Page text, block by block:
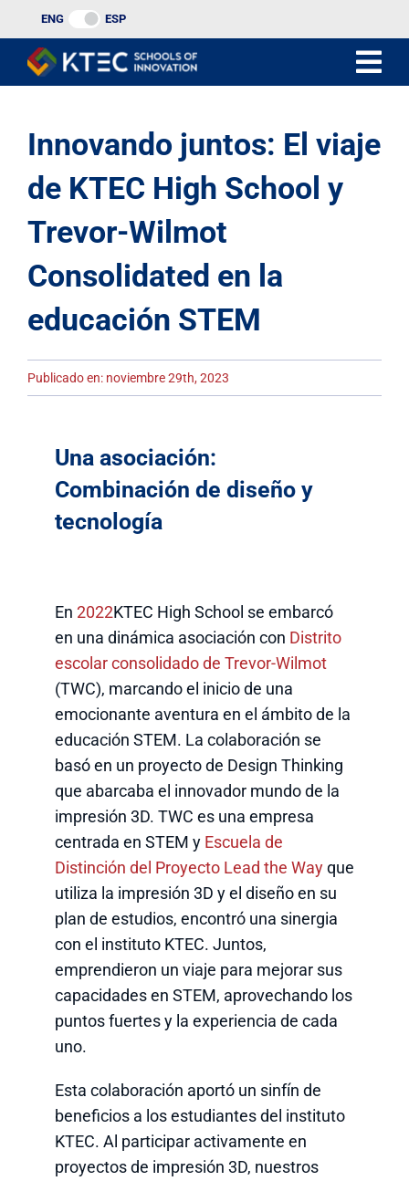
al
contenido
ENG ESP
Innovando juntos: El viaje
de KTEC High School y
Trevor-Wilmot
Consolidated en la
educación STEM
Publicado en: noviembre 29th, 2023
Una asociación:
Combinación de diseño y
tecnología
En 2022KTEC High School se embarcó
en una dinámica asociación con Distrito
escolar consolidado de Trevor-Wilmot
(TWC), marcando el inicio de una
emocionante aventura en el ámbito de la
educación STEM. La colaboración se
basó en un proyecto de Design Thinking
que abarcaba el innovador mundo de la
impresión 3D. TWC es una empresa
centrada en STEM y Escuela de
Distinción del Proyecto Lead the Wayque
utiliza la impresión 3D y el diseño en su
plan de estudios, encontró una sinergia
con el instituto KTEC. Juntos,
emprendieron un viaje para mejorar sus
capacidades en STEM, aprovechando los
puntos fuertes y la experiencia de cada
uno.
Esta colaboración aportó un sinfín de
beneficios a los estudiantes del instituto
KTEC. Al participar activamente en
proyectos de impresión 3D, nuestros